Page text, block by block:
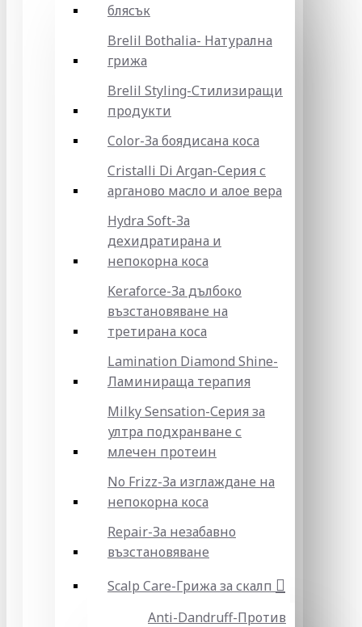
блясък
Brelil Bothalia- Натурална
грижа
Brelil Styling-Стилизиращи
продукти
Color-За боядисана коса
Cristalli Di Argan-Серия с
арганово масло и алое вера
Hydra Soft-За
дехидратирана и
непокорна коса
Keraforce-За дълбоко
възстановяване на
третирана коса
Lamination Diamond Shine-
Ламинираща терапия
Milky Sensation-Серия за
ултра подхранване с
млечен протеин
No Frizz-За изглаждане на
непокорна коса
Repair-За незабавно
възстановяване
Scalp Care-Грижа за скалп
Anti-Dandruff-Против